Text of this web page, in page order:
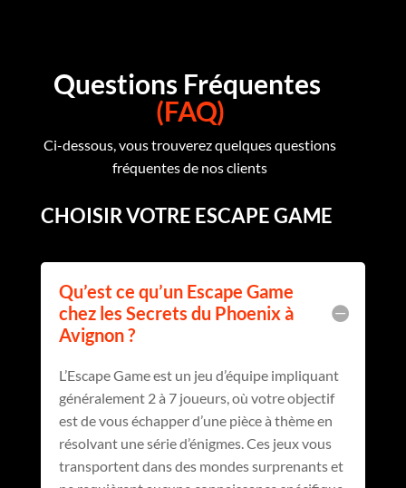
Questions Fréquentes
(FAQ)
Ci-dessous, vous trouverez quelques questions
fréquentes de nos clients
CHOISIR VOTRE ESCAPE GAME
Qu’est ce qu’un Escape Game
chez les Secrets du Phoenix à
Avignon ?
L’Escape Game est un jeu d’équipe impliquant
généralement 2 à 7 joueurs, où votre objectif
est de vous échapper d’une pièce à thème en
résolvant une série d’énigmes. Ces jeux vous
transportent dans des mondes surprenants et